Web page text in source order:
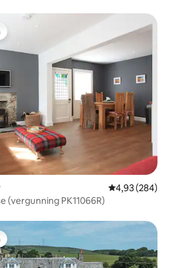
Gemiddelde
4,93 (284)
(vergunning PK11066R)